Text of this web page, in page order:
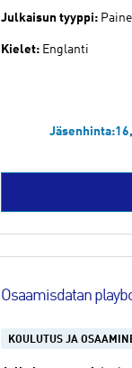
Julkaisun tyyppi:
Kielet: Englanti
Jäsenhinta:
Osaamisdatan
KOULUTUS JA